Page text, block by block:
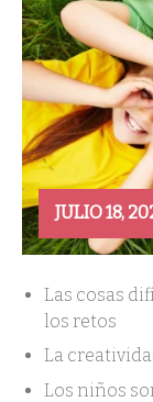
JULIO 18,
Las cosas
los retos
La
Los niños